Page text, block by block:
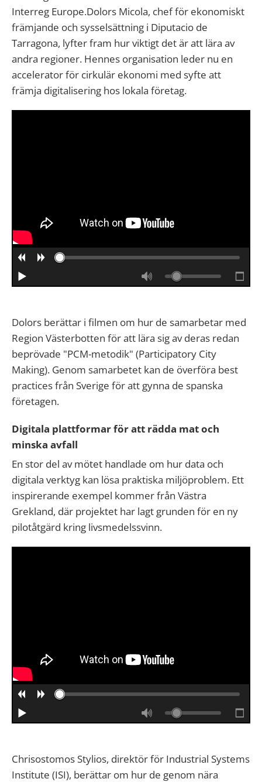
Interreg Europe.Dolors Micola, chef för ekonomiskt
främjande och sysselsättning i Diputacio de
Tarragona, lyfter fram hur viktigt det är att lära av
andra regioner. Hennes organisation leder nu en
accelerator för cirkulär ekonomi med syfte att
främja digitalisering hos lokala företag.
Dolors berättar i filmen om hur de samarbetar med
Region Västerbotten för att lära sig av deras redan
beprövade "PCM-metodik" (Participatory City
Making). Genom samarbetet kan de överföra best
practices från Sverige för att gynna de spanska
företagen.
Digitala plattformar för att rädda mat och
minska avfall
En stor del av mötet handlade om hur data och
digitala verktyg kan lösa praktiska miljöproblem. Ett
inspirerande exempel kommer från Västra
Grekland, där projektet har lagt grunden för en ny
pilotåtgärd kring livsmedelssvinn.
Chrisostomos Stylios, direktör för Industrial Systems
Institute (ISI), berättar om hur de genom nära